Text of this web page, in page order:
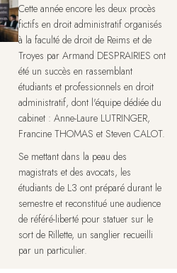
Cette année encore les deux procès
fictifs en droit administratif organisés
à la faculté de droit de Reims et de
Troyes par Armand DESPRAIRIES ont
été un succès en rassemblant
étudiants et professionnels en droit
administratif, dont l'équipe dédiée du
cabinet : Anne-Laure LUTRINGER,
Francine THOMAS et Steven CALOT.
Se mettant dans la peau des
magistrats et des avocats, les
étudiants de L3 ont préparé durant le
semestre et reconstitué une audience
de référé-liberté pour statuer sur le
sort de Rillette, un sanglier recueilli
par un particulier.